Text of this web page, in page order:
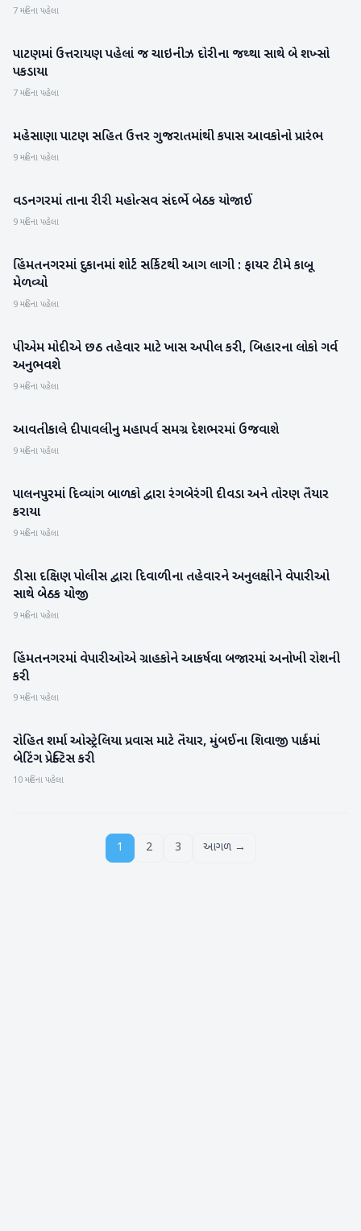
7 મહિના પહેલા
પાટણ
પાટણમાં ઉત્તરાયણ પહેલાં જ ચાઇનીઝ દોરીના જથ્થા સાથે બે શખ્સો
પકડાયા
7 મહિના પહેલા
મહેસાણા
મહેસાણા પાટણ સહિત ઉત્તર ગુજરાતમાંથી કપાસ આવકોનો પ્રારંભ
9 મહિના પહેલા
મહેસાણા
વડનગરમાં તાના રીરી મહોત્સવ સંદર્ભે બેઠક યોજાઈ
9 મહિના પહેલા
સાબરકાંઠા
હિંમતનગરમાં દુકાનમાં શોર્ટ સર્કિટથી આગ લાગી : ફાયર ટીમે કાબૂ
મેળવ્યો
9 મહિના પહેલા
રાષ્ટ્રીય
પીએમ મોદીએ છઠ તહેવાર માટે ખાસ અપીલ કરી, બિહારના લોકો ગર્વ
અનુભવશે
9 મહિના પહેલા
બનાસકાંઠા
આવતીકાલે દીપાવલીનુ મહાપર્વ સમગ્ર દેશભરમાં ઉજવાશે
9 મહિના પહેલા
બનાસકાંઠા
પાલનપુરમાં દિવ્યાંગ બાળકો દ્વારા રંગબેરંગી દીવડા અને તોરણ તૈયાર
કરાયા
9 મહિના પહેલા
બનાસકાંઠા
ડીસા દક્ષિણ પોલીસ દ્વારા દિવાળીના તહેવારને અનુલક્ષીને વેપારીઓ
સાથે બેઠક યોજી
9 મહિના પહેલા
સાબરકાંઠા
હિંમતનગરમાં વેપારીઓએ ગ્રાહકોને આકર્ષવા બજારમાં અનોખી રોશની
કરી
9 મહિના પહેલા
રમતગમત
રોહિત શર્મા ઓસ્ટ્રેલિયા પ્રવાસ માટે તૈયાર, મુંબઈના શિવાજી પાર્કમાં
બેટિંગ પ્રેક્ટિસ કરી
10 મહિના પહેલા
1 2 3 આગળ →